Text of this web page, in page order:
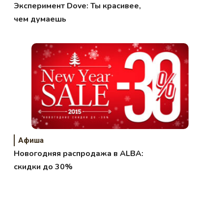
Эксперимент Dove: Ты красивее,
чем думаешь
Афиша
Новогодняя распродажа в ALBA:
скидки до 30%